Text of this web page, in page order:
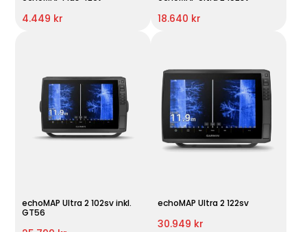
4.449 kr 18.640 kr
echoMAP Ultra 2 102sv inkl.
GT56
echoMAP Ultra 2 122sv
30.949 kr